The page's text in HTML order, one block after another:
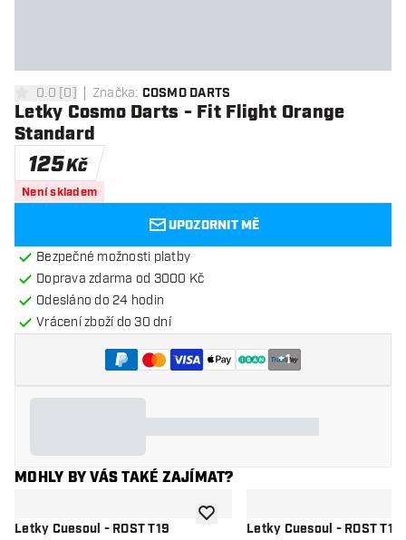
0 hodnoticí hvězdičky
0.0 [0] Značka: COSMO DARTS
Letky Cosmo Darts - Fit Flight Orange
Standard
125Kč
Není skladem
UPOZORNIT MĚ
Bezpečné možnosti platby
Doprava zdarma od 3000 Kč
Odesláno do 24 hodin
Vrácení zboží do 30 dní
+1
MOHLY BY VÁS TAKÉ ZAJÍMAT?
Letky Cuesoul - ROST T19
Přidat do seznamu přání
Letky Cuesoul - ROST T19